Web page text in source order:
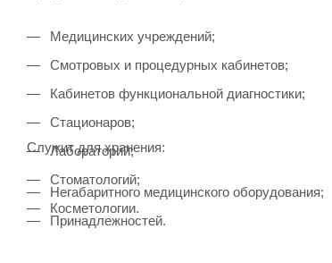
Медицинских учреждений;
Смотровых и процедурных кабинетов;
Кабинетов функциональной диагностики;
Стационаров;
Лабораторий;
Стоматологий;
Косметологии.
Служит для хранения:
Негабаритного медицинского оборудования;
Принадлежностей.